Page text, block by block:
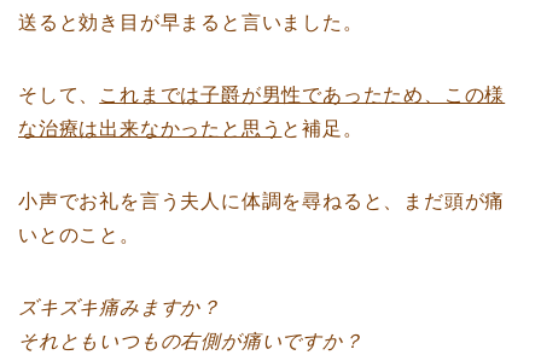
送ると効き目が早まると言いました。
そして、
これまでは子爵が男性であったため、この様
な治療は出来なかったと思う と補足。
小声でお礼を言う夫人に体調を尋ねると、まだ頭が痛
いとのこと。
ズキズキ痛みますか？
それともいつもの右側が痛いですか？